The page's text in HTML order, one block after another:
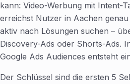
kann: Video-Werbung mit Intent-
erreichst Nutzer in Aachen
aktiv nach Lösungen suchen –
Discovery-Ads oder Shorts-Ads.
Google Ads Audiences entsteht
Der Schlüssel sind die ersten 5